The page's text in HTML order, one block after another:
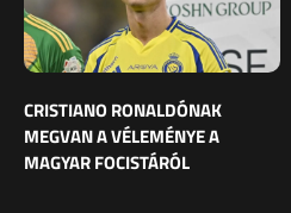
CRISTIANO RONALDÓNAK
MEGVAN A VÉLEMÉNYE A
MAGYAR FOCISTÁRÓL